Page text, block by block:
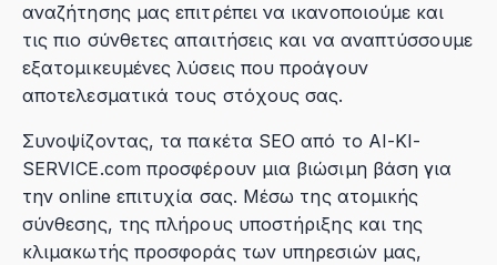
αναζήτησης μας επιτρέπει να ικανοποιούμε και
τις πιο σύνθετες απαιτήσεις και να αναπτύσσουμε
εξατομικευμένες λύσεις που προάγουν
αποτελεσματικά τους στόχους σας.
Συνοψίζοντας, τα πακέτα SEO από το AI-KI-
SERVICE.com προσφέρουν μια βιώσιμη βάση για
την online επιτυχία σας. Μέσω της ατομικής
σύνθεσης, της πλήρους υποστήριξης και της
κλιμακωτής προσφοράς των υπηρεσιών μας,